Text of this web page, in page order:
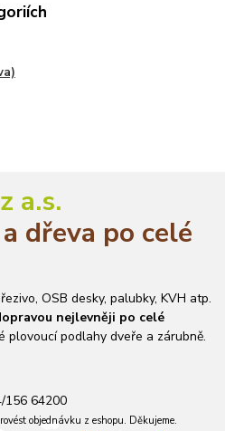
a.s.
dřeva po celé
OSB desky, palubky, KVH atp.
nejlevněji po celé
plovoucí podlahy dveře a zárubně.
156 64200
objednávku z eshopu. Děkujeme.